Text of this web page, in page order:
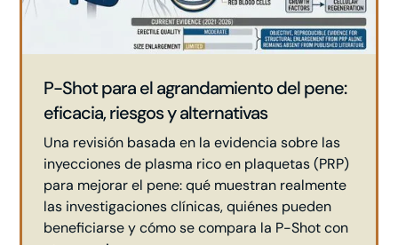
P-Shot para el agrandamiento del pene:
eficacia, riesgos y alternativas
Una revisión basada en la evidencia sobre las
inyecciones de plasma rico en plaquetas (PRP)
para mejorar el pene: qué muestran realmente
las investigaciones clínicas, quiénes pueden
beneficiarse y cómo se compara la P-Shot con